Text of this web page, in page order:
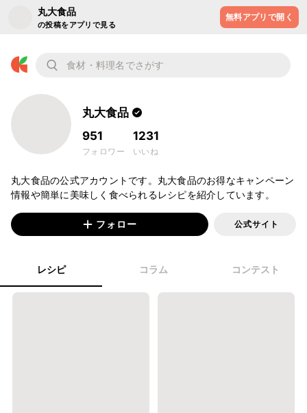
丸大食品
の投稿をアプリで見る
無料アプリで開く
丸大食品
951
フォロワー
1231
いいね
丸大食品の公式アカウントです。丸大食品のお得なキャンペーン
情報や簡単に美味しく食べられるレシピを紹介しています。
フォロー 公式サイト
レシピ コラム コンテスト